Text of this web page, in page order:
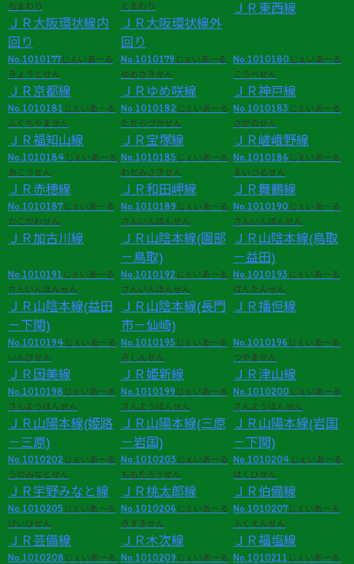
ちまわり
ＪＲ大阪環状線内
回り
とまわり
ＪＲ大阪環状線外
回り
ＪＲ東西線
No.1010177 じぇいあーる
きょうとせん
ＪＲ京都線
No.1010179 じぇいあーる
ゆめさきせん
ＪＲゆめ咲線
No.1010180 じぇいあーる
こうべせん
ＪＲ神戸線
No.1010181 じぇいあーる
ふくちやません
ＪＲ福知山線
No.1010182じぇいあーる
たからづかせん
ＪＲ宝塚線
No.1010183 じぇいあーる
さがのせん
ＪＲ嵯峨野線
No.1010184 じぇいあーる
あこうせん
ＪＲ赤穂線
No.1010185 じぇいあーる
わだみさきせん
ＪＲ和田岬線
No.1010186 じぇいあーる
まいづるせん
ＪＲ舞鶴線
No.1010187 じぇいあーる
かこがわせん
ＪＲ加古川線
No.1010189 じぇいあーる
さんいんほんせん
ＪＲ山陰本線(園部
－鳥取)
No.1010190 じぇいあーる
さんいんほんせん
ＪＲ山陰本線(鳥取
－益田)
No.1010191 じぇいあーる
さんいんほんせん
ＪＲ山陰本線(益田
－下関)
No.1010192じぇいあーる
さんいんほんせん
ＪＲ山陰本線(長門
市－仙崎)
No.1010193 じぇいあーる
ばんたんせん
ＪＲ播但線
No.1010194 じぇいあーる
いんびせん
ＪＲ因美線
No.1010195 じぇいあーる
きしんせん
ＪＲ姫新線
No.1010196 じぇいあーる
つやません
ＪＲ津山線
No.1010198 じぇいあーる
さんようほんせん
ＪＲ山陽本線(姫路
－三原)
No.1010199 じぇいあーる
さんようほんせん
ＪＲ山陽本線(三原
－岩国)
No.1010200 じぇいあーる
さんようほんせん
ＪＲ山陽本線(岩国
－下関)
No.1010202 じぇいあーる
うのみなとせん
ＪＲ宇野みなと線
No.1010203 じぇいあーる
ももたろうせん
ＪＲ桃太郎線
No.1010204 じぇいあーる
はくびせん
ＪＲ伯備線
No.1010205 じぇいあーる
げいびせん
ＪＲ芸備線
No.1010206 じぇいあーる
きすきせん
ＪＲ木次線
No.1010207 じぇいあーる
ふくえんせん
ＪＲ福塩線
No.1010208 じぇいあーる No.1010209 じぇいあーる No.1010211 じぇいあーる